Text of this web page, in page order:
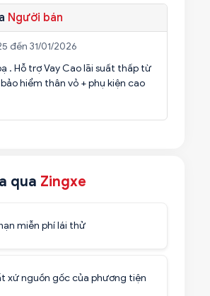
Người bán
đến 31/01/2026
. Hỗ trợ Vay Cao lãi suất thấp từ
hiểm thân vỏ + phụ kiện cao
qua Zingxe
miễn phí lái thử
xứ nguồn gốc của phương tiện